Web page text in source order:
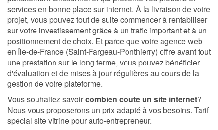
services en bonne place sur internet. À la livraison de votre
projet, vous pouvez tout de suite commencer à rentabiliser
sur votre investissement grâce à un trafic important et à un
positionnement de choix. Et parce que votre agence web
en Île-de-France (Saint-Fargeau-Ponthierry) offre avant tout
une prestation sur le long terme, vous pouvez bénéficier
d'évaluation et de mises à jour régulières au cours de la
gestion de votre plateforme.
Vous souhaitez savoircombien coûte un site internet?
Nous vous proposerons un prix adapté à vos besoins. Tarif
spécial site vitrine pour auto-entrepreneur.